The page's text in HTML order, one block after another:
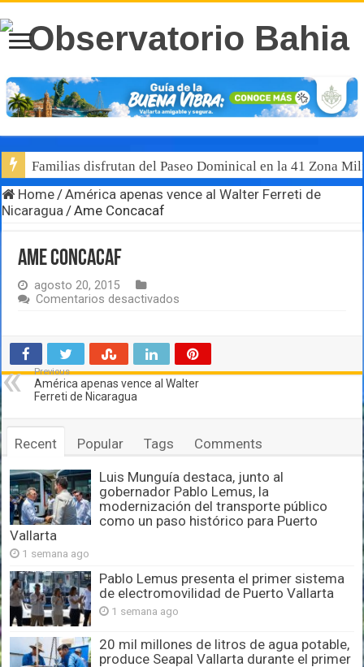
Familias disfrutan del Paseo Dominical en la 41 Zona
Home/América apenas vence al Walter Ferreti de
Nicaragua/Ame Concacaf
Ame Concacaf
agosto 20, 2015
Comentarios desactivados
Previous
América apenas vence al Walter
Ferreti de Nicaragua
Recent Popular Tags Comments
Luis Munguía destaca, junto al
gobernador Pablo Lemus, la
modernización del transporte público
como un paso histórico para Puerto
Vallarta
1 semana ago
Pablo Lemus presenta el primer sistema
de electromovilidad de Puerto Vallarta
1 semana ago
20 mil millones de litros de agua potable,
produce Seapal Vallarta durante el primer